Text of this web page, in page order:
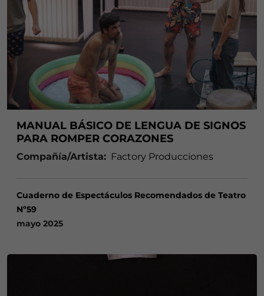
MANUAL BÁSICO DE LENGUA DE SIGNOS
PARA ROMPER CORAZONES
Compañía/Artista: Factory Producciones
Cuaderno de Espectáculos Recomendados de Teatro
Nº59
mayo 2025